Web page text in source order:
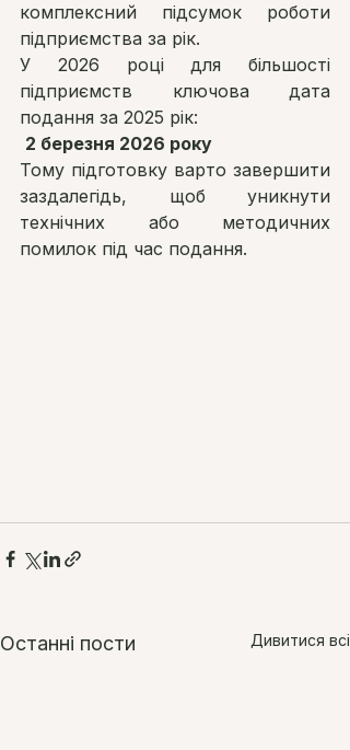
комплексний підсумок роботи
підприємства за рік.
У 2026 році для більшості
підприємств ключова дата
подання за 2025 рік:
2 березня 2026 року
Тому підготовку варто завершити
заздалегідь, щоб уникнути
технічних або методичних
помилок під час подання.
Останні пости Дивитися всі